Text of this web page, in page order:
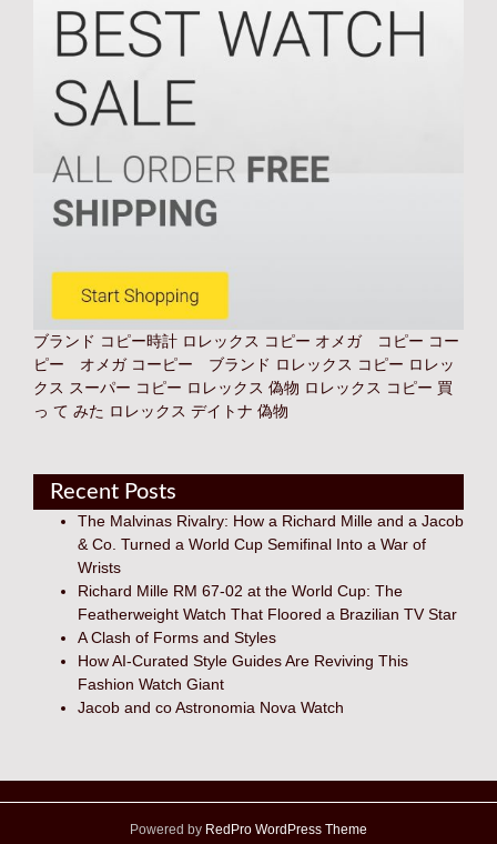
ブランド コピー時計 ロレックス コピー オメガ コピー コー
ピー オメガ コーピー ブランド ロレックス コピー ロレッ
クス スーパー コピー ロレックス 偽物 ロレックス コピー 買
っ て みた ロレックス デイトナ 偽物
Recent Posts
The Malvinas Rivalry: How a Richard Mille and a Jacob
& Co. Turned a World Cup Semifinal Into a War of
Wrists
Richard Mille RM 67-02 at the World Cup: The
Featherweight Watch That Floored a Brazilian TV Star
A Clash of Forms and Styles
How AI-Curated Style Guides Are Reviving This
Fashion Watch Giant
Jacob and co Astronomia Nova Watch
Powered by RedPro WordPress Theme